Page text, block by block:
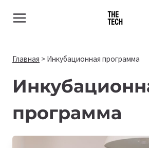
Главная > Инкубационная программа
программа